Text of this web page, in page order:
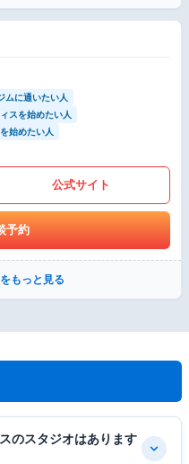
ムに通いたい人
スを始めたい人
始めたい人
公式サイト
予約
もっと見る
のスタジオはあります